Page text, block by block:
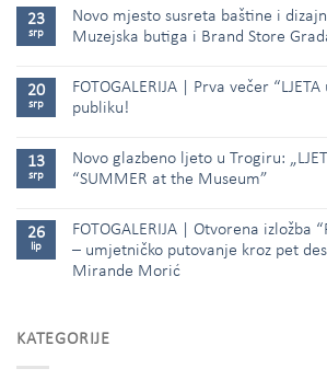
23
srp
Novo mjesto susreta baštine i
Muzejska butiga i Brand Store
20
srp
FOTOGALERIJA | Prva večer
publiku!
13
srp
Novo glazbeno ljeto u Trogiru:
“SUMMER at the Museum”
26
lip
FOTOGALERIJA | Otvorena izložba
– umjetničko putovanje kroz pet
Mirande Morić
KATEGORIJE